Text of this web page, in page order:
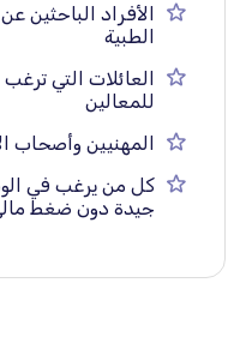
الأفراد الباحثين
الطبية
العائلات التي
للمعالين
المهنيين وأصحاب
كل من يرغب في
جيدة دون ضغط